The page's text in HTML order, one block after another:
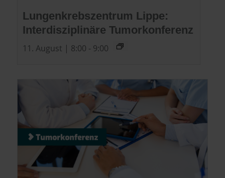
Lungenkrebszentrum Lippe:
Interdisziplinäre Tumorkonferenz
11. August | 8:00 - 9:00